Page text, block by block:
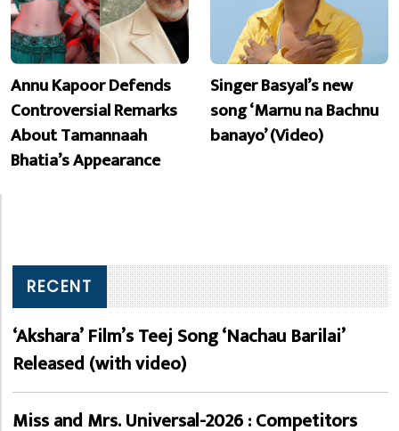
Annu Kapoor Defends
Controversial Remarks
About Tamannaah
Bhatia’s Appearance
Singer Basyal’s new
song ‘Marnu na Bachnu
banayo’ (Video)
RECENT
‘Akshara’ Film’s Teej Song ‘Nachau Barilai’
Released (with video)
Miss and Mrs. Universal-2026 : Competitors